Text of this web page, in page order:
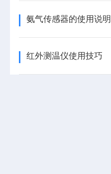
氨气传感器的使用说明
红外测温仪使用技巧